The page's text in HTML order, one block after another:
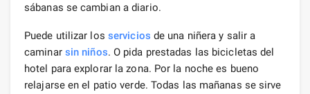
sábanas se cambian a diario.
Puede utilizar los servicios de una niñera y salir a
caminar sin niños. O pida prestadas las bicicletas del
hotel para explorar la zona. Por la noche es bueno
relajarse en el patio verde. Todas las mañanas se sirve